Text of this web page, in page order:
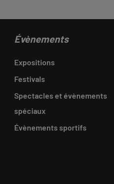
Évènements
Expositions
Festivals
Spectacles et évènements
spéciaux
Évènements sportifs